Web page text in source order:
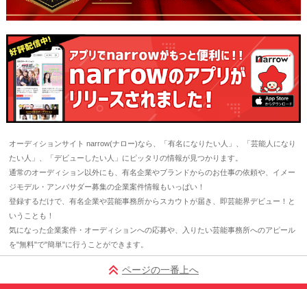
オーディションサイト narrow(ナロー)なら、「有名になりたい人」、「芸能人になり
たい人」、「デビューしたい人」にピッタリの情報が見つかります。
通常のオーディション以外にも、有名企業やブランドからのお仕事の依頼や、イメー
ジモデル・アンバサダー募集の企業案件情報もいっぱい！
登録するだけで、有名企業や芸能事務所からスカウトが届き、即芸能界デビュー！と
いうことも！
気になった企業案件・オーディションへの応募や、入りたい芸能事務所へのアピール
を"無料"で"簡単"に行うことができます。
ページの一番上へ